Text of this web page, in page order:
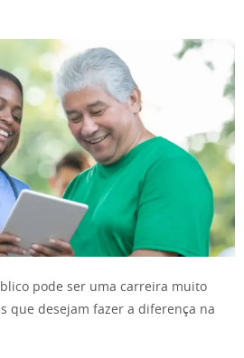
pode ser uma carreira muito
que desejam fazer a diferença na